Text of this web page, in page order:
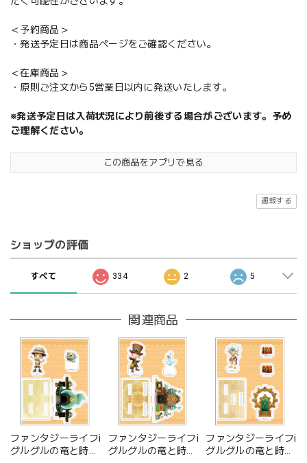
＜予約商品＞
・発送予定日は商品ページをご確認ください。
＜在庫商品＞
・原則ご注文から5営業日以内に発送いたします。
※発送予定日は入荷状況により前後する場合がございます。予め
ご理解ください。
この商品をアプリで見る
通報する
ショップの評価
すべて 334 2 5
関連商品
ファンタジーライフi
グルグルの竜と時を
ファンタジーライフi
グルグルの竜と時を
ファンタジーライフi
グルグルの竜と時を